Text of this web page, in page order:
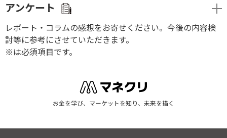
アンケート
レポート・コラムの感想をお寄せください。今後の内容検
討等に参考にさせていただきます。
※は必須項目です。
お金を学び、マーケットを知り、未来を描く